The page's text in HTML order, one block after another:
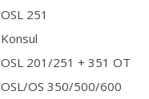
OSL 251
Konsul
OSL 201/251 + 351 OT
OSL/OS 350/500/600